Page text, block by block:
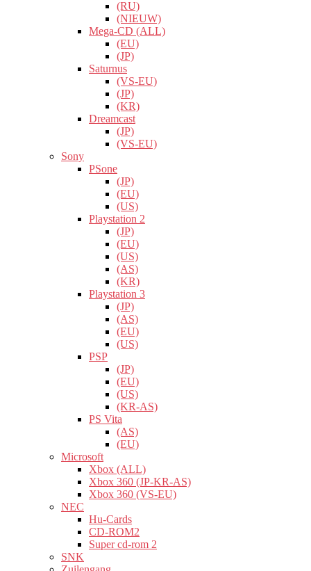
(RU)
(NIEUW)
Mega-CD (ALL)
(EU)
(JP)
Saturnus
(VS-EU)
(JP)
(KR)
Dreamcast
(JP)
(VS-EU)
Sony
PSone
(JP)
(EU)
(US)
Playstation 2
(JP)
(EU)
(US)
(AS)
(KR)
Playstation 3
(JP)
(AS)
(EU)
(US)
PSP
(JP)
(EU)
(US)
(KR-AS)
PS Vita
(AS)
(EU)
Microsoft
Xbox (ALL)
Xbox 360 (JP-KR-AS)
Xbox 360 (VS-EU)
NEC
Hu-Cards
CD-ROM2
Super cd-rom 2
SNK